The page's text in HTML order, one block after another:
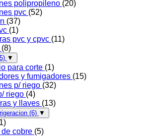
polipropileno (20)
pvc (52)
(37)
(1)
pvc y cpvc (11)
(8)
▼
para corte (1)
y fumigadores (15)
p/ riego (32)
riego (4)
y llaves (13)
(6) ▼
cobre (5)